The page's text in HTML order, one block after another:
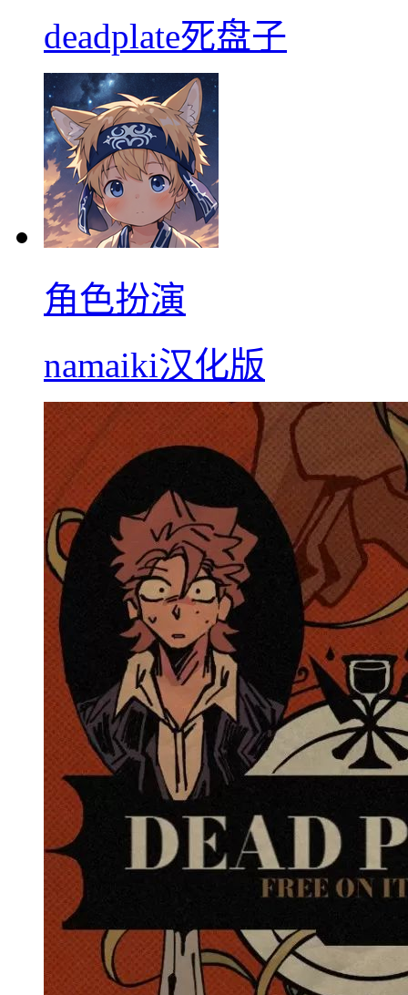
deadplate死盘子
角色扮演
namaiki汉化版